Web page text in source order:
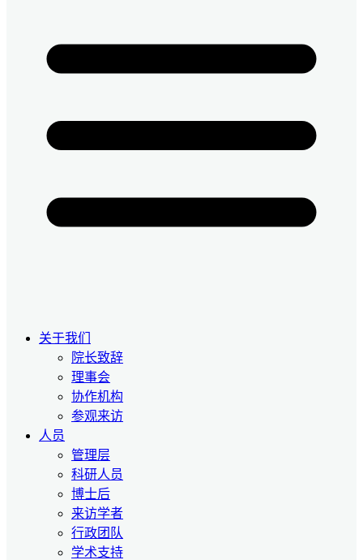
关于我们
院长致辞
理事会
协作机构
参观来访
人员
管理层
科研人员
博士后
来访学者
行政团队
学术支持